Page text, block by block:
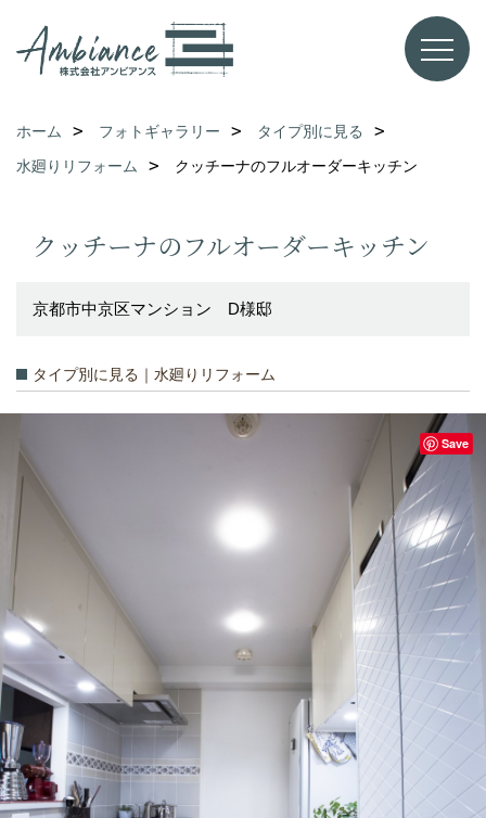
ホーム フォトギャラリー
タイプ別に見る
水廻りリフォーム
クッチーナのフルオーダーキッチン
クッチーナのフルオーダーキッチン
京都市中京区マンション D様邸
タイプ別に見る｜水廻りリフォーム
Save